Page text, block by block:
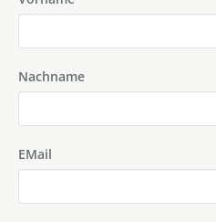
Nachname
EMail